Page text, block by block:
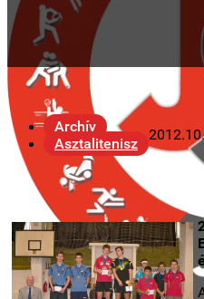
Archív
Asztalitenisz